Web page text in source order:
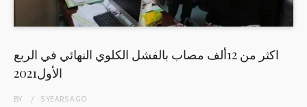
اكثر من 12ألف مصاب بالفشل الكلوي النهائي في الربع
الأول2021
BY 5 YEARSAGO